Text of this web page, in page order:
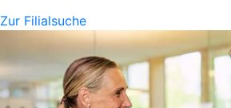
Zur Filialsuche